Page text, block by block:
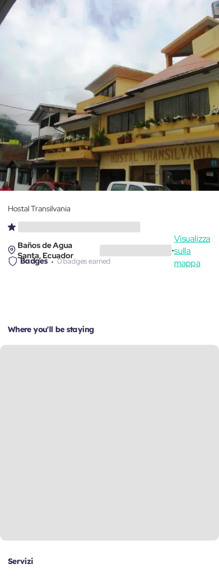
Hostal Transilvania
Baños de Agua
Santa, Ecuador
•
Visualizza
sulla
mappa
Badges 0 badges earned
Where you'll be staying
Servizi